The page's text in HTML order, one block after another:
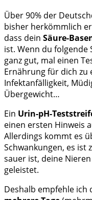
Über 90% der
bisher herkömmlich
dass dein Säure-
ist. Wenn du folgende
ganz gut, mal einen
Ernährung für dich zu
Infektanfälligkeit,
Übergewicht…
Ein Urin-pH-
einen ersten Hinweis
Allerdings kommt es
Schwankungen, es ist
sauer ist, deine
geleistet.
Deshalb empfehle ich